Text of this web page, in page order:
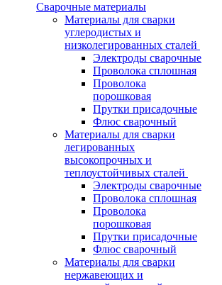
Сварочные материалы
Материалы для сварки
углеродистых и
низколегированных сталей
Электроды сварочные
Проволока сплошная
Проволока
порошковая
Прутки присадочные
Флюс сварочный
Материалы для сварки
легированных
высокопрочных и
теплоустойчивых сталей
Электроды сварочные
Проволока сплошная
Проволока
порошковая
Прутки присадочные
Флюс сварочный
Материалы для сварки
нержавеющих и